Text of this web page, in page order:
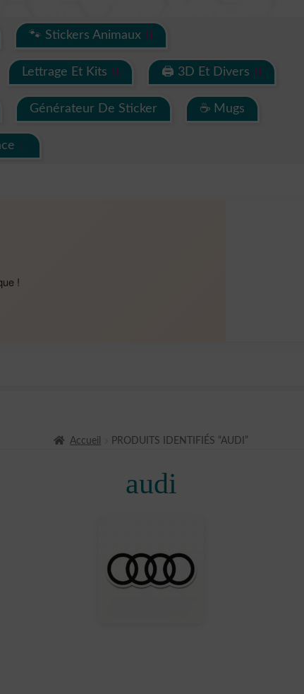
🐾 Stickers Animaux
Lettrage Et Kits 🖨 3D Et Divers
Générateur De Sticker ☕ Mugs
!
Accueil PRODUITS IDENTIFIÉS “AUDI”
audi